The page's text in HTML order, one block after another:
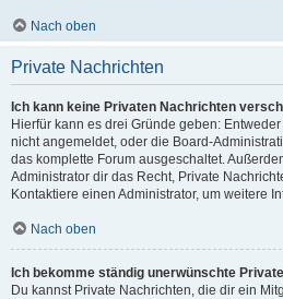
Nach oben
Private Nachrichten
Ich kann keine Privaten Nachrichten
Hierfür kann es drei Gründe geben:
nicht angemeldet, oder die Board-
das komplette Forum ausgeschaltet.
Administrator dir das Recht, Private
Kontaktiere einen Administrator, um weitere
Nach oben
Ich bekomme ständig unerwünschte
Du kannst Private Nachrichten, die dir ein